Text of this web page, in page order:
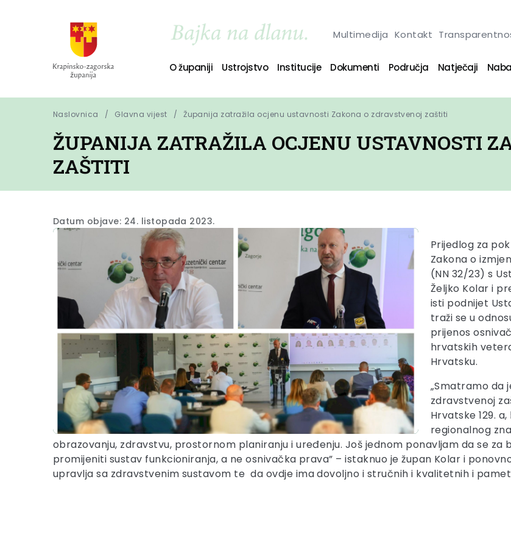
Multimedija Kontakt
O županiji Ustrojstvo Institucije Dokumenti Područja Natječaji
Naslovnica Glavna vijest Županija zatražila ocjenu ustavnosti Zakona o zdravstvenoj zaštiti
ŽUPANIJA ZATRAŽILA OCJENU USTAVNOSTI
ZAŠTITI
Datum objave: 24. listopada 2023.
Prijedlog za
Zakona o
(NN 32/23) s
Željko Kolar i
isti podnijet
traži se u
prijenos
hrvatskih
Hrvatsku.
„Smatramo da
zdravstvenoj
Hrvatske 129.
regionalnog
obrazovanju, zdravstvu, prostornom planiranju i uređenju. Još jednom ponavljam da se
promijeniti sustav funkcioniranja, a ne osnivačka prava” – istaknuo je župan Kolar i
upravlja sa zdravstvenim sustavom te da ovdje ima dovoljno i stručnih i kvalitetnih i